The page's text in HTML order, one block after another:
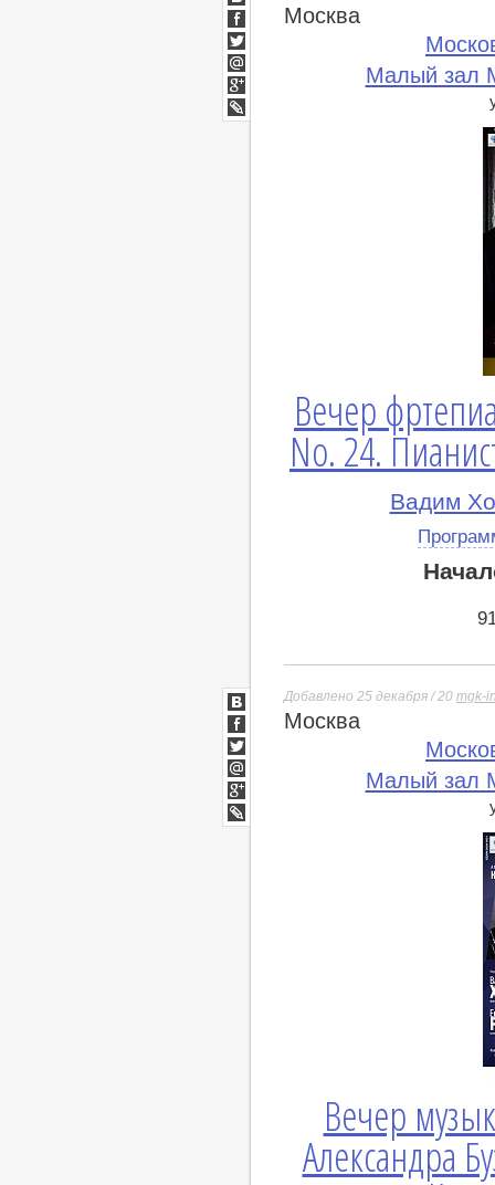
Москва
Малый зал
Вечер
No. 24.
Вадим
ВКонтакте
Facebook
Twitter
Мой
Мир
Google+
lj
Добавлено 25 декабря / 20 mgk-
Москва
Малый зал
Вечер
Александра
ВКонтакте
Facebook
Twitter
Мой
Мир
Google+
lj